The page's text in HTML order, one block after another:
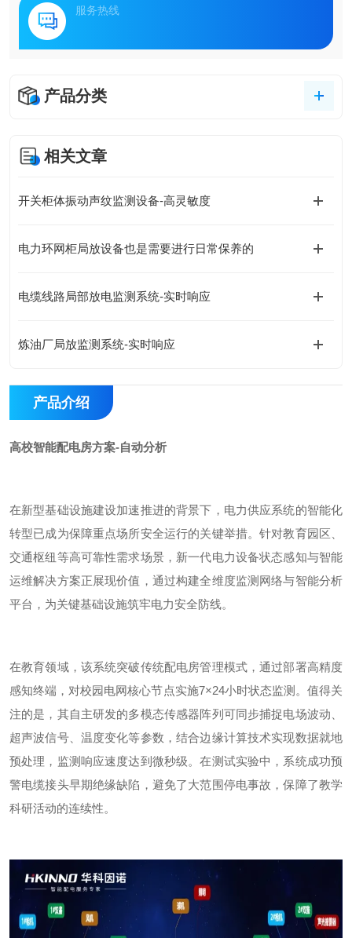
服务热线
产品分类
相关文章
开关柜体振动声纹监测设备-高灵敏度
电力环网柜局放设备也是需要进行日常保养的
电缆线路局部放电监测系统-实时响应
炼油厂局放监测系统-实时响应
产品介绍
高校智能配电房方案-自动分析
在新型基础设施建设加速推进的背景下，电力供应系统的智能化
转型已成为保障重点场所安全运行的关键举措。针对教育园区、
交通枢纽等高可靠性需求场景，新一代电力设备状态感知与智能
运维解决方案正展现价值，通过构建全维度监测网络与智能分析
平台，为关键基础设施筑牢电力安全防线。
在教育领域，该系统突破传统配电房管理模式，通过部署高精度
感知终端，对校园电网核心节点实施7×24小时状态监测。值得关
注的是，其自主研发的多模态传感器阵列可同步捕捉电场波动、
超声波信号、温度变化等参数，结合边缘计算技术实现数据就地
预处理，监测响应速度达到微秒级。在测试实验中，系统成功预
警电缆接头早期绝缘缺陷，避免了大范围停电事故，保障了教学
科研活动的连续性。